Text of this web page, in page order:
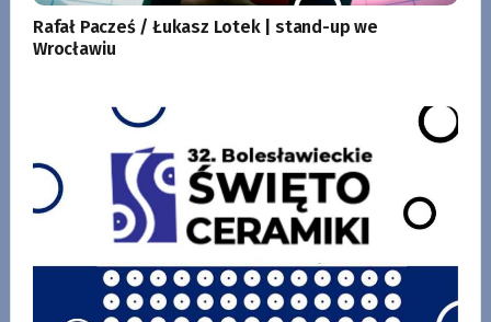
Rafał Pacześ / Łukasz Lotek | stand-up we
Wrocławiu